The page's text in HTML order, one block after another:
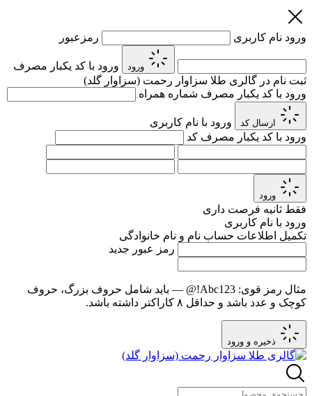
ورود نام کاربری رمزعبور
ورود
ورود با کد یکبار مصرف
ثبت نام در گالری طلا سزاوار رحمت (سزاوار گلد)
ورود با کد یکبار مصرف شماره همراه
ارسال کد
ورود با نام کاربری
ورود با کد یکبار مصرف کد
ورود
فقط ثانیه فرصت داری
ورود با نام کاربری
تکمیل اطلاعات حساب نام و نام خانوادگی
رمز عبور جدید
مثال رمز قوی: Abc123!@
— باید شامل حروف بزرگ، حروف
کوچک و عدد باشد و حداقل ۸ کاراکتر داشته باشد.
ذخیره و ورود